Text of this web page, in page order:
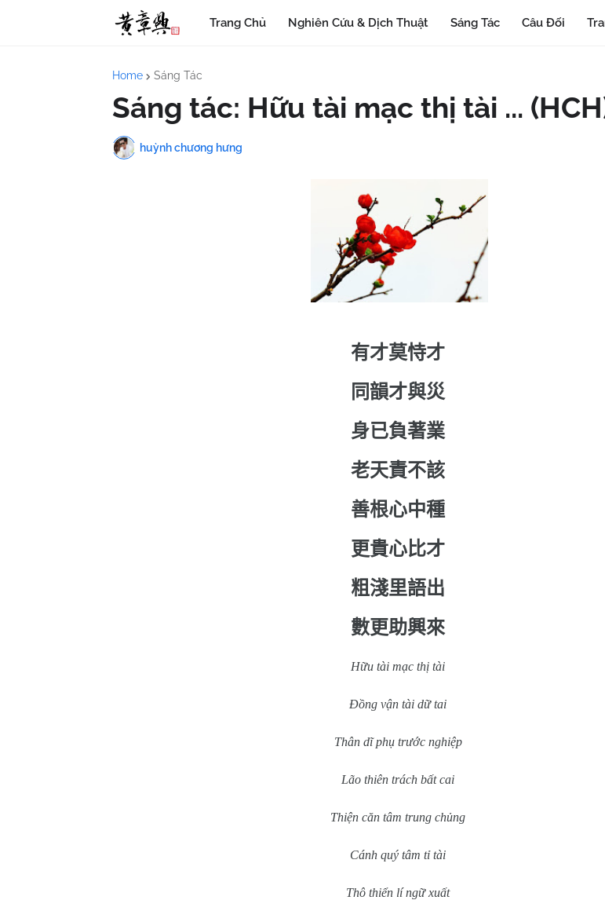
Trang Chủ Nghiên Cứu & Dịch Thuật Sáng Tác Câu Đối
Home Sáng Tác
Sáng tác: Hữu tài mạc thị tài ...
huỳnh chương hưng
有才莫恃才
同韻才與災
身已負著業
老天責不該
善根心中種
更貴心比才
粗淺里語出
數更助興來
Hữu tài mạc thị tài
Đồng vận tài dữ tai
Thân dĩ phụ trước nghiệp
Lão thiên trách bất cai
Thiện căn tâm trung chủng
Cánh quý tâm tỉ tài
Thô thiển lí ngữ xuất